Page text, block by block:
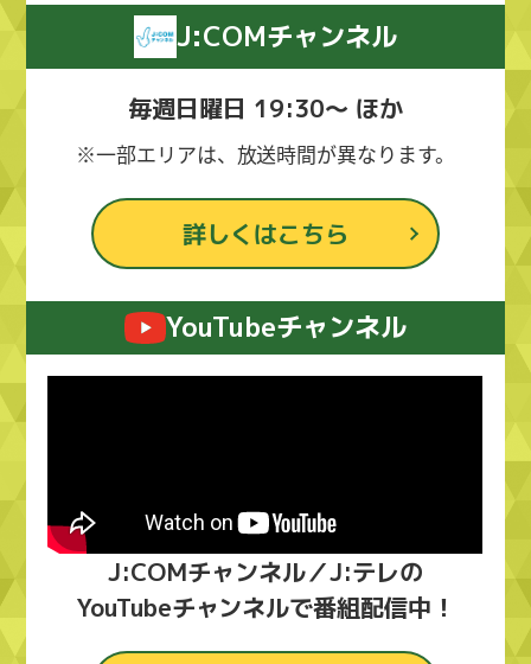
J:COMチャンネル
毎週日曜日 19:30～ ほか
※一部エリアは、放送時間が異なります。
詳しくはこちら
YouTubeチャンネル
J:COMチャンネル／J:テレの
YouTubeチャンネルで番組配信中！